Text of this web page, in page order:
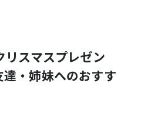
リスマスプレゼン
・姉妹へのおすす